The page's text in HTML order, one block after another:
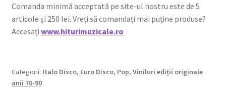
Comanda minimă acceptată pe site-ul nostru este de 5
articole și 250 lei. Vreți să comandați mai puține produse?
Accesați www.hiturimuzicale.ro
Categorii: Italo Disco, Euro Disco, Pop, Viniluri ediții originale
anii 70-90